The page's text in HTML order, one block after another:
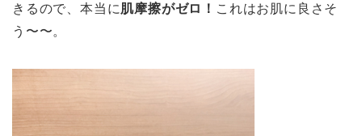
きるので、本当に肌摩擦がゼロ！ これはお肌に良さそ
う〜〜。